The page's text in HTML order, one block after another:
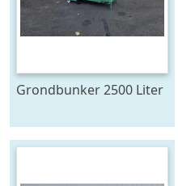
Grondbunker 2500 Liter